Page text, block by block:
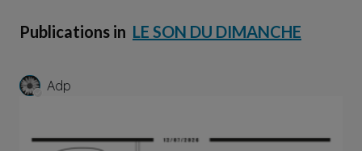
Publications in LE SON DU DIMANCHE
Adp